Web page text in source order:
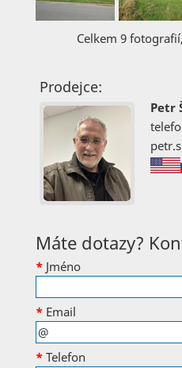
Celkem 9
Prodejce:
Petr
Máte dotazy?
* Jméno
* Email
* Telefon